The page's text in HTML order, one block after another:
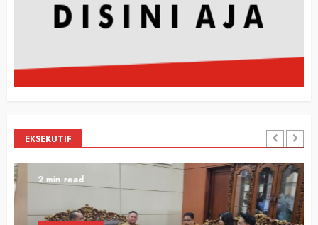
EKSEKUTIF
2 min read